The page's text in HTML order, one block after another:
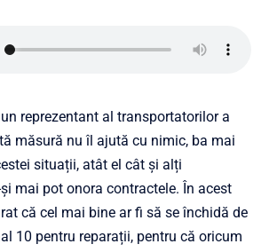
reprezentant al transportatorilor a
măsură nu îl ajută cu nimic, ba mai
situații, atât el cât și alți
mai pot onora contractele. În acest
că cel mai bine ar fi să se închidă de
10 pentru reparații, pentru că oricum